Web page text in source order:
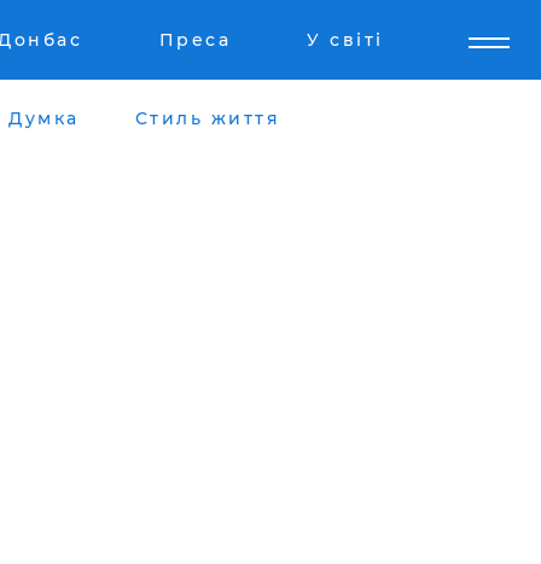
Преса У світі
Думка Стиль життя